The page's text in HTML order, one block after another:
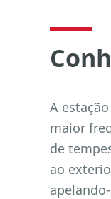
A
maior
de
ao